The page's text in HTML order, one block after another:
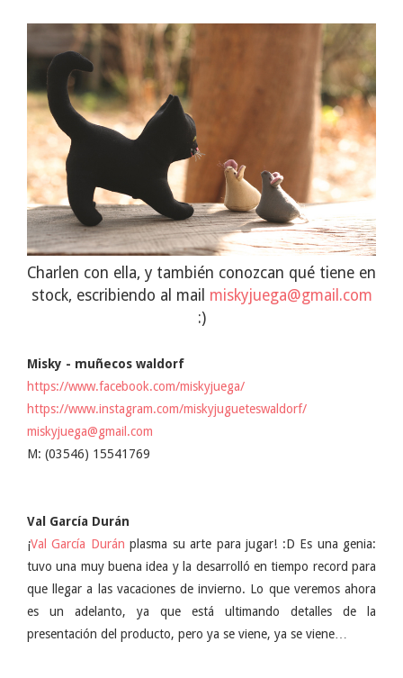
Charlen con ella, y también conozcan qué tiene en
stock, escribiendo al mail miskyjuega@gmail.com
:)
Misky - muñecos waldorf
https://www.facebook.com/miskyjuega/
https://www.instagram.com/miskyjugueteswaldorf/
miskyjuega@gmail.com
M: (03546) 15541769
Val García Durán
¡Val García Durán plasma su arte para jugar! :D Es una genia:
tuvo una muy buena idea y la desarrolló en tiempo record para
que llegar a las vacaciones de invierno. Lo que veremos ahora
es un adelanto, ya que está ultimando detalles de la
presentación del producto, pero ya se viene, ya se viene…